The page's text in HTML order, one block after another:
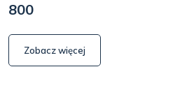
800
Zobacz więcej